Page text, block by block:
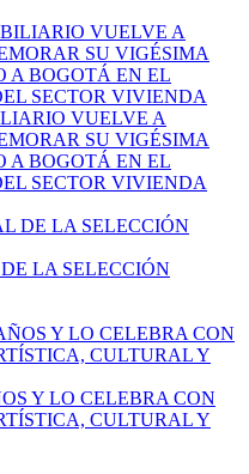
VUELVE A
SU VIGÉSIMA
A BOGOTÁ EN EL
SECTOR VIVIENDA
LA SELECCIÓN
Y LO CELEBRA CON
CULTURAL Y